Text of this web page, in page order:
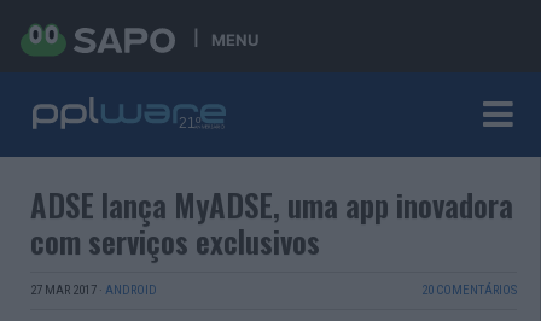
MENU
ADSE lança MyADSE, uma app inovadora
com serviços exclusivos
27 MAR 2017 · ANDROID 20 COMENTÁRIOS